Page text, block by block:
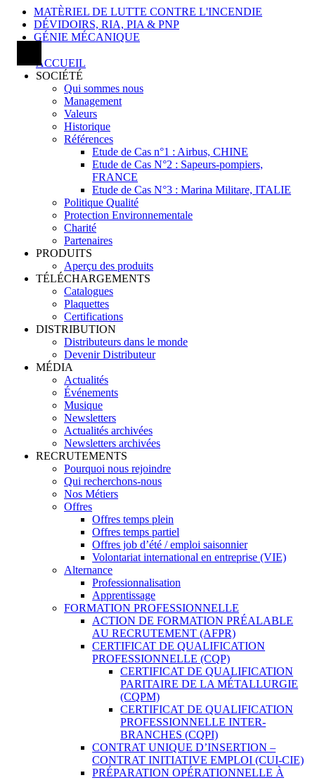
MATÈRIEL DE LUTTE CONTRE L'INCENDIE
DÉVIDOIRS, RIA, PIA & PNP
GÉNIE MÉCANIQUE
ACCUEIL
SOCIÉTÉ
Qui sommes nous
Management
Valeurs
Historique
Références
Etude de Cas n°1 : Airbus, CHINE
Etude de Cas N°2 : Sapeurs-pompiers,
FRANCE
Etude de Cas N°3 : Marina Militare, ITALIE
Politique Qualité
Protection Environnementale
Charité
Partenaires
PRODUITS
Aperçu des produits
TÉLÉCHARGEMENTS
Catalogues
Plaquettes
Certifications
DISTRIBUTION
Distributeurs dans le monde
Devenir Distributeur
MÉDIA
Actualités
Événements
Musique
Newsletters
Actualités archivées
Newsletters archivées
RECRUTEMENTS
Pourquoi nous rejoindre
Qui recherchons-nous
Nos Métiers
Offres
Offres temps plein
Offres temps partiel
Offres job d’été / emploi saisonnier
Volontariat international en entreprise (VIE)
Alternance
Professionnalisation
Apprentissage
FORMATION PROFESSIONNELLE
ACTION DE FORMATION PRÉALABLE
AU RECRUTEMENT (AFPR)
CERTIFICAT DE QUALIFICATION
PROFESSIONNELLE (CQP)
CERTIFICAT DE QUALIFICATION
PARITAIRE DE LA MÉTALLURGIE
(CQPM)
CERTIFICAT DE QUALIFICATION
PROFESSIONNELLE INTER-
BRANCHES (CQPI)
CONTRAT UNIQUE D’INSERTION –
CONTRAT INITIATIVE EMPLOI (CUI-CIE)
PRÉPARATION OPÉRATIONNELLE À